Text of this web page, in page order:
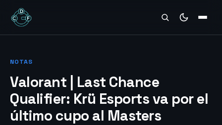
REVIEWS
NOTAS
Valorant | Last Chance
Qualifier: Krü Esports va por el
último cupo al Masters